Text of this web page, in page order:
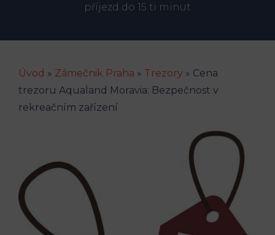
příjezd do 15 ti minut
Úvod » Zámečnik Praha » Trezory » Cena
trezoru Aqualand Moravia: Bezpečnost v
rekreačním zařízení